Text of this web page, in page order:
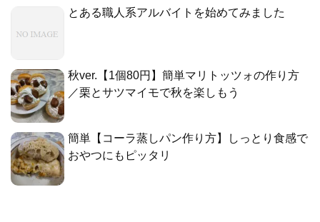
とある職人系アルバイトを始めてみました
秋ver.【1個80円】簡単マリトッツォの作り方
／栗とサツマイモで秋を楽しもう
簡単【コーラ蒸しパン作り方】しっとり食感で
おやつにもピッタリ